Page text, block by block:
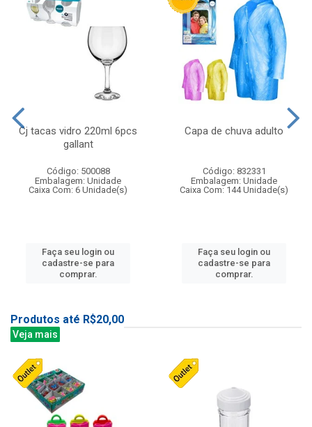
Cj tacas vidro 220ml 6pcs
gallant
Código: 500088
Embalagem: Unidade
Caixa Com: 6 Unidade(s)
Faça seu login ou
cadastre-se para
comprar.
Capa de chuva adulto
Código: 832331
Embalagem: Unidade
Caixa Com: 144 Unidade(s)
Faça seu login ou
cadastre-se para
comprar.
Produtos até R$20,00
Veja mais